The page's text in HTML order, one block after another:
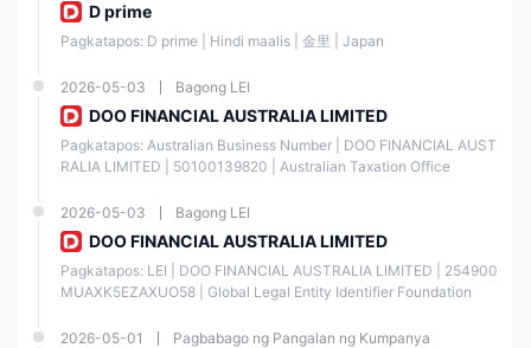
pagbabayad
Mga Kasangkapan sa Merkado
Mga Trading Asset
Securities
Futures
D prime
Pagkatapos: D prime | Hindi maalis | 金里 | Japan
2026-05-03 Bagong LEI
DOO FINANCIAL AUSTRALIA LIMITED
Pagkatapos: Australian Business Number | DOO FINANCIAL AUST
RALIA LIMITED | 50100139820 | Australian Taxation Office
2026-05-03 Bagong LEI
DOO FINANCIAL AUSTRALIA LIMITED
Pagkatapos: LEI | DOO FINANCIAL AUSTRALIA LIMITED | 254900
MUAXK5EZAXUO58 | Global Legal Entity Identifier Foundation
2026-05-01 Pagbabago ng Pangalan ng Kumpanya